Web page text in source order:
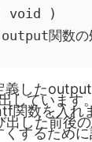
void )
関数の
義した
しています
関数を入れ
した前後
するため